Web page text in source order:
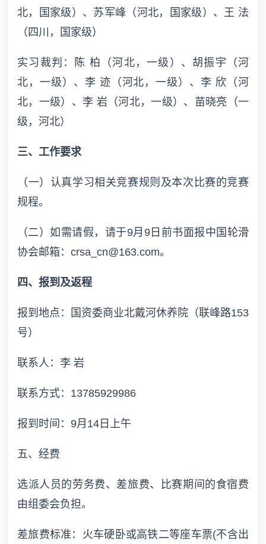
北，国家级）、苏军峰（河北，国家级）、王 法
（四川，国家级）
实习裁判：陈 柏（河北，一级）、胡振宇（河
北，一级）、李 迹（河北，一级）、李 欣（河
北，一级）、李 岩（河北，一级）、苗晓亮（一
级，河北）
三、工作要求
（一）认真学习相关竞赛规则及本次比赛的竞赛
规程。
（二）如需请假，请于9月9日前书面报中国轮滑
协会邮箱：crsa_cn@163.com。
四、报到及返程
报到地点：国资委商业北戴河休养院（联峰路153
号）
联系人：李 岩
联系方式：13785929986
报到时间：9月14日上午
五、经费
选派人员的劳务费、差旅费、比赛期间的食宿费
由组委会负担。
差旅费标准：火车硬卧或高铁二等座车票(不含出